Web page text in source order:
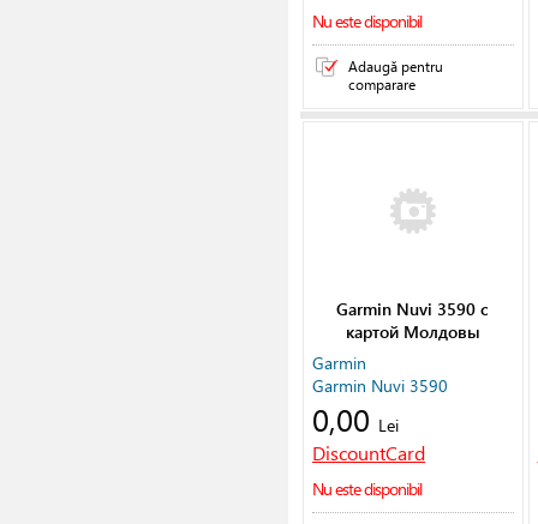
Nu este disponibil
Adaugă pentru
comparare
Garmin Nuvi 3590 с
картой Молдовы
Garmin
Garmin Nuvi 3590
0,00 Lei
DiscountCard
Nu este disponibil